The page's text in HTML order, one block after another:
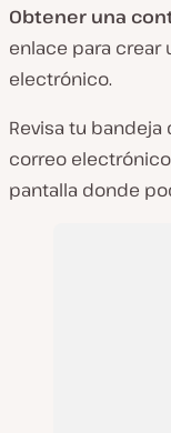
Obtener una
enlace para crear
electrónico.
Revisa tu
correo
pantalla donde